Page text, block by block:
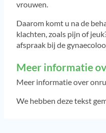
vrouwen.
Daarom komt u na de
klachten, zoals pijn of
afspraak bij de
Meer informatie
Meer informatie over
We hebben deze tekst